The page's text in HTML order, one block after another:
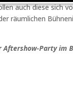
auch diese sich
räumlichen
Aftershow-Party im